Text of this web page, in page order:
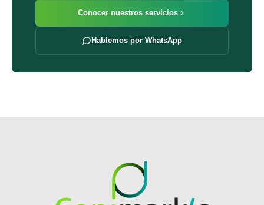
Conocer nuestros servicios
Hablemos por WhatsApp